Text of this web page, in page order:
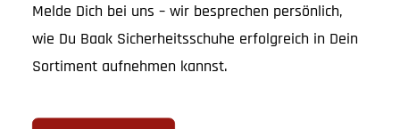
Melde Dich bei uns – wir besprechen persönlich,
wie Du Baak Sicherheitsschuhe erfolgreich in Dein
Sortiment aufnehmen kannst.